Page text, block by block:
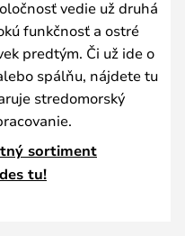
vedie už druhá
funkčnosť a ostré
predtým. Či už ide o
spálňu, nájdete tu
stredomorský
sortiment
tu!